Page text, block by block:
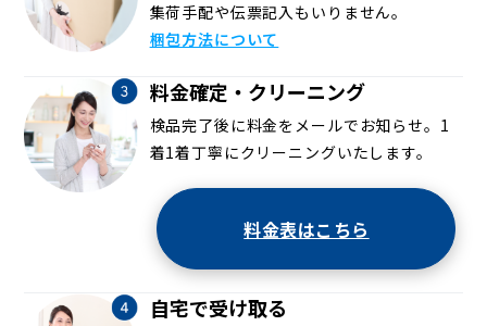
集荷手配や伝票記入もいりません。
梱包方法について
料金確定・クリーニング
検品完了後に料金をメールでお知らせ。1
着1着丁寧にクリーニングいたします。
料金表はこちら
自宅で受け取る